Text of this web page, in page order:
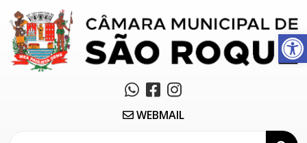
Abrir a barra de ferramentas
WEBMAIL